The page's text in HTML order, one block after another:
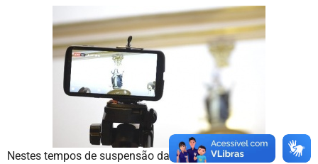
Nestes tempos de suspensão das Missas públicas, a